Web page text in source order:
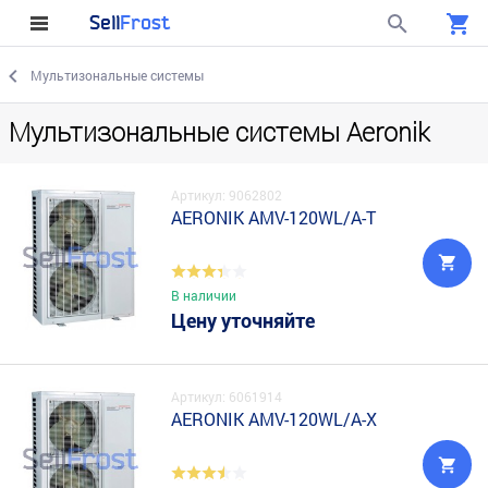
SellFrost
Мультизональные системы
Мультизональные системы Aeronik
Артикул: 9062802
AERONIK AMV-120WL/A-T
В наличии
Цену уточняйте
Артикул: 6061914
AERONIK AMV-120WL/A-X